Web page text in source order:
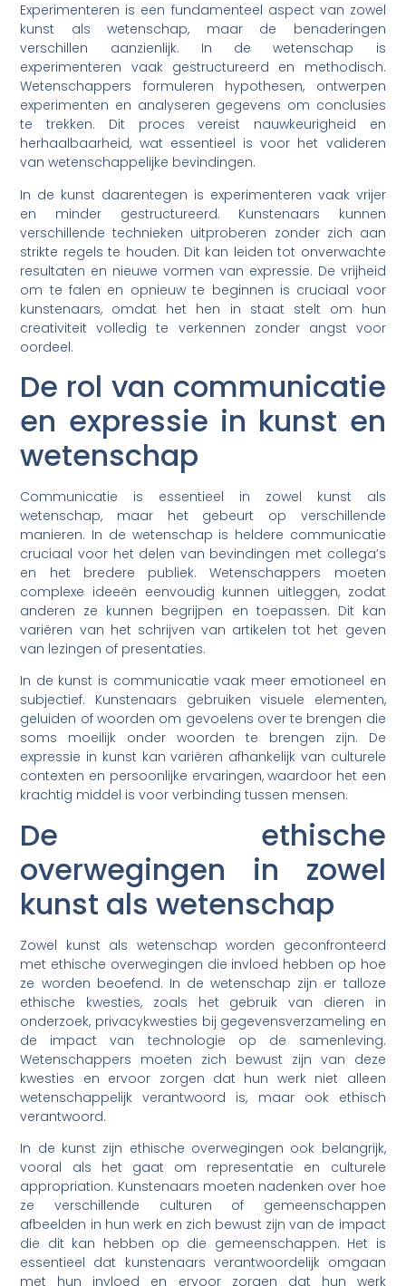
Experimenteren is een fundamenteel aspect van zowel
kunst als wetenschap, maar de benaderingen
verschillen aanzienlijk. In de wetenschap is
experimenteren vaak gestructureerd en methodisch.
Wetenschappers formuleren hypothesen, ontwerpen
experimenten en analyseren gegevens om conclusies
te trekken. Dit proces vereist nauwkeurigheid en
herhaalbaarheid, wat essentieel is voor het valideren
van wetenschappelijke bevindingen.
In de kunst daarentegen is experimenteren vaak vrijer
en minder gestructureerd. Kunstenaars kunnen
verschillende technieken uitproberen zonder zich aan
strikte regels te houden. Dit kan leiden tot onverwachte
resultaten en nieuwe vormen van expressie. De vrijheid
om te falen en opnieuw te beginnen is cruciaal voor
kunstenaars, omdat het hen in staat stelt om hun
creativiteit volledig te verkennen zonder angst voor
oordeel.
De rol van communicatie
en expressie in kunst en
wetenschap
Communicatie is essentieel in zowel kunst als
wetenschap, maar het gebeurt op verschillende
manieren. In de wetenschap is heldere communicatie
cruciaal voor het delen van bevindingen met collega’s
en het bredere publiek. Wetenschappers moeten
complexe ideeën eenvoudig kunnen uitleggen, zodat
anderen ze kunnen begrijpen en toepassen. Dit kan
variëren van het schrijven van artikelen tot het geven
van lezingen of presentaties.
In de kunst is communicatie vaak meer emotioneel en
subjectief. Kunstenaars gebruiken visuele elementen,
geluiden of woorden om gevoelens over te brengen die
soms moeilijk onder woorden te brengen zijn. De
expressie in kunst kan variëren afhankelijk van culturele
contexten en persoonlijke ervaringen, waardoor het een
krachtig middel is voor verbinding tussen mensen.
De ethische
overwegingen in zowel
kunst als wetenschap
Zowel kunst als wetenschap worden geconfronteerd
met ethische overwegingen die invloed hebben op hoe
ze worden beoefend. In de wetenschap zijn er talloze
ethische kwesties, zoals het gebruik van dieren in
onderzoek, privacykwesties bij gegevensverzameling en
de impact van technologie op de samenleving.
Wetenschappers moeten zich bewust zijn van deze
kwesties en ervoor zorgen dat hun werk niet alleen
wetenschappelijk verantwoord is, maar ook ethisch
verantwoord.
In de kunst zijn ethische overwegingen ook belangrijk,
vooral als het gaat om representatie en culturele
appropriation. Kunstenaars moeten nadenken over hoe
ze verschillende culturen of gemeenschappen
afbeelden in hun werk en zich bewust zijn van de impact
die dit kan hebben op die gemeenschappen. Het is
essentieel dat kunstenaars verantwoordelijk omgaan
met hun invloed en ervoor zorgen dat hun werk